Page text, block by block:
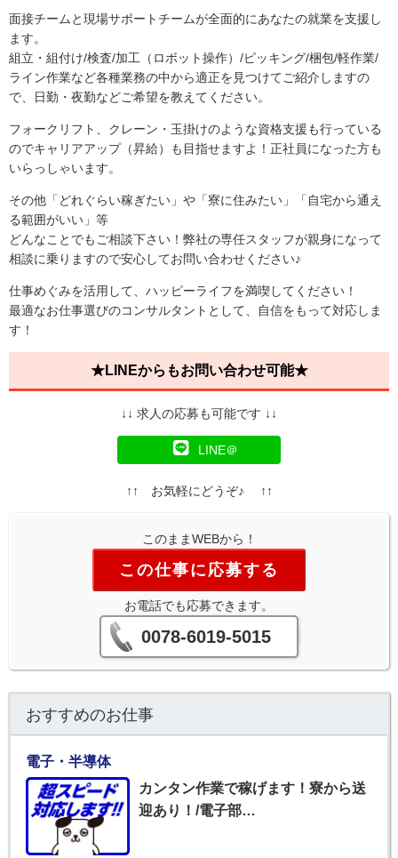
面接チームと現場サポートチームが全面的にあなたの就業を支援し
ます。
組立・組付け/検査/加工（ロボット操作）/ピッキング/梱包/軽作業/
ライン作業など各種業務の中から適正を見つけてご紹介しますの
で、日勤・夜勤などご希望を教えてください。
フォークリフト、クレーン・玉掛けのような資格支援も行っている
のでキャリアアップ（昇給）も目指せますよ！正社員になった方も
いらっしゃいます。
その他「どれぐらい稼ぎたい」や「寮に住みたい」「自宅から通え
る範囲がいい」等
どんなことでもご相談下さい！弊社の専任スタッフが親身になって
相談に乗りますので安心してお問い合わせください♪
仕事めぐみを活用して、ハッピーライフを満喫してください！
最適なお仕事選びのコンサルタントとして、自信をもって対応しま
す！
★LINEからもお問い合わせ可能★
↓↓ 求人の応募も可能です ↓↓
LINE＠
↑↑ お気軽にどうぞ♪ ↑↑
このままWEBから！
この仕事に応募する
お電話でも応募できます。
0078-6019-5015
おすすめのお仕事
電子・半導体
カンタン作業で稼げます！寮から送
迎あり！/電子部…